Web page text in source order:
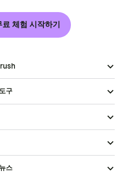
료 체험 시작하기
구
스